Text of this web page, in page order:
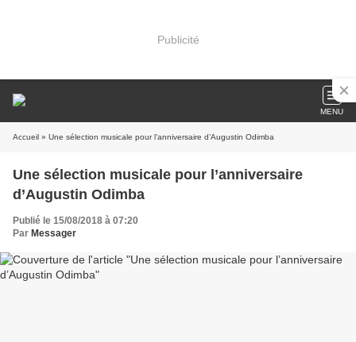
Publicité
MENU
Accueil » Une sélection musicale pour l’anniversaire d’Augustin Odimba
Une sélection musicale pour l’anniversaire
d’Augustin Odimba
Publié le 15/08/2018 à 07:20
Par Messager